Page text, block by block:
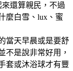
來還算親民，不過
麼白雪、lux、蜜
當天早晨或是要舒
不是說非常好用，
套或沐浴球才有豐